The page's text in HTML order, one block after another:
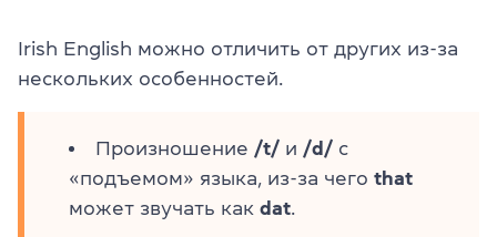
Irish English можно отличить от других из-за
нескольких особенностей.
Произношение /t/ и /d/ с
«подъемом» языка, из-за чего that
может звучать как dat.